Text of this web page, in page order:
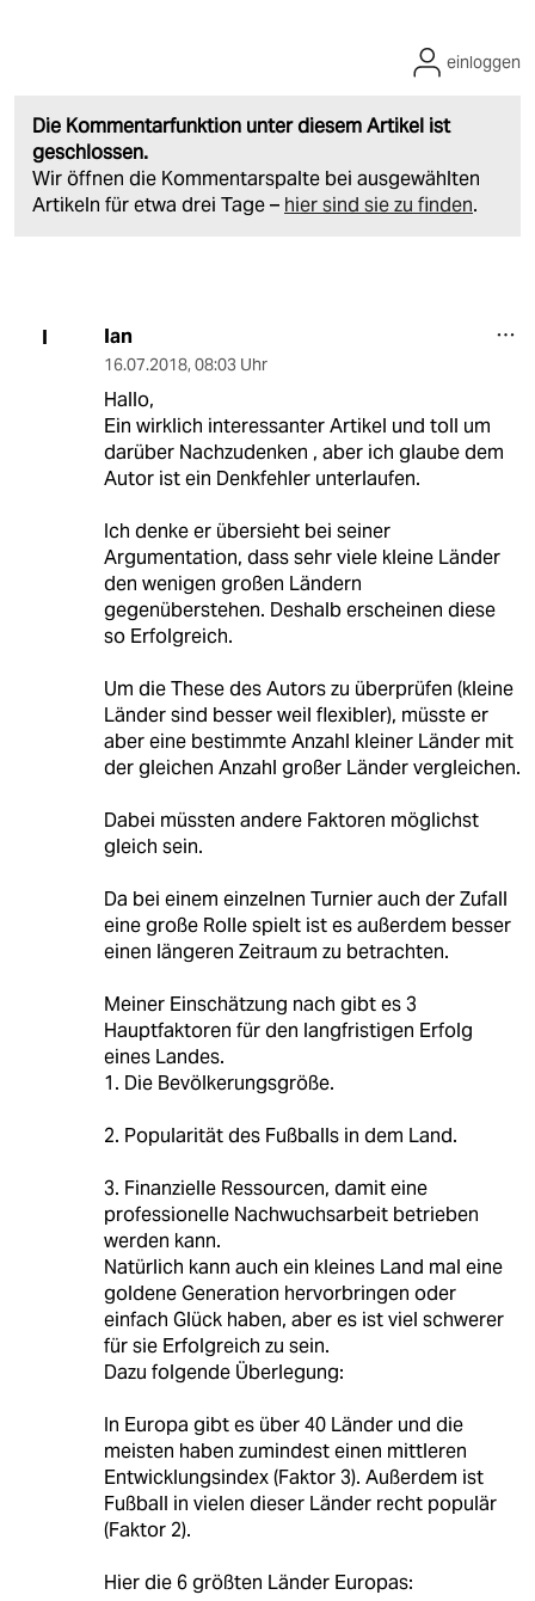
Die Kommentarfunktion unter diesem Artikel ist
geschlossen.
Wir öffnen die Kommentarspalte bei ausgewählten
Artikeln für etwa drei Tage – hier sind sie zu finden.
einloggen
I Ian
16.07.2018, 08:03 Uhr
Hallo,
Ein wirklich interessanter Artikel und toll um
darüber Nachzudenken , aber ich glaube dem
Autor ist ein Denkfehler unterlaufen.
Ich denke er übersieht bei seiner
Argumentation, dass sehr viele kleine Länder
den wenigen großen Ländern
gegenüberstehen. Deshalb erscheinen diese
so Erfolgreich.
Um die These des Autors zu überprüfen (kleine
Länder sind besser weil flexibler), müsste er
aber eine bestimmte Anzahl kleiner Länder mit
der gleichen Anzahl großer Länder vergleichen.
Dabei müssten andere Faktoren möglichst
gleich sein.
Da bei einem einzelnen Turnier auch der Zufall
eine große Rolle spielt ist es außerdem besser
einen längeren Zeitraum zu betrachten.
Meiner Einschätzung nach gibt es 3
Hauptfaktoren für den langfristigen Erfolg
eines Landes.
1. Die Bevölkerungsgröße.
2. Popularität des Fußballs in dem Land.
3. Finanzielle Ressourcen, damit eine
professionelle Nachwuchsarbeit betrieben
werden kann.
Natürlich kann auch ein kleines Land mal eine
goldene Generation hervorbringen oder
einfach Glück haben, aber es ist viel schwerer
für sie Erfolgreich zu sein.
Dazu folgende Überlegung:
In Europa gibt es über 40 Länder und die
meisten haben zumindest einen mittleren
Entwicklungsindex (Faktor 3). Außerdem ist
Fußball in vielen dieser Länder recht populär
(Faktor 2).
Hier die 6 größten Länder Europas: